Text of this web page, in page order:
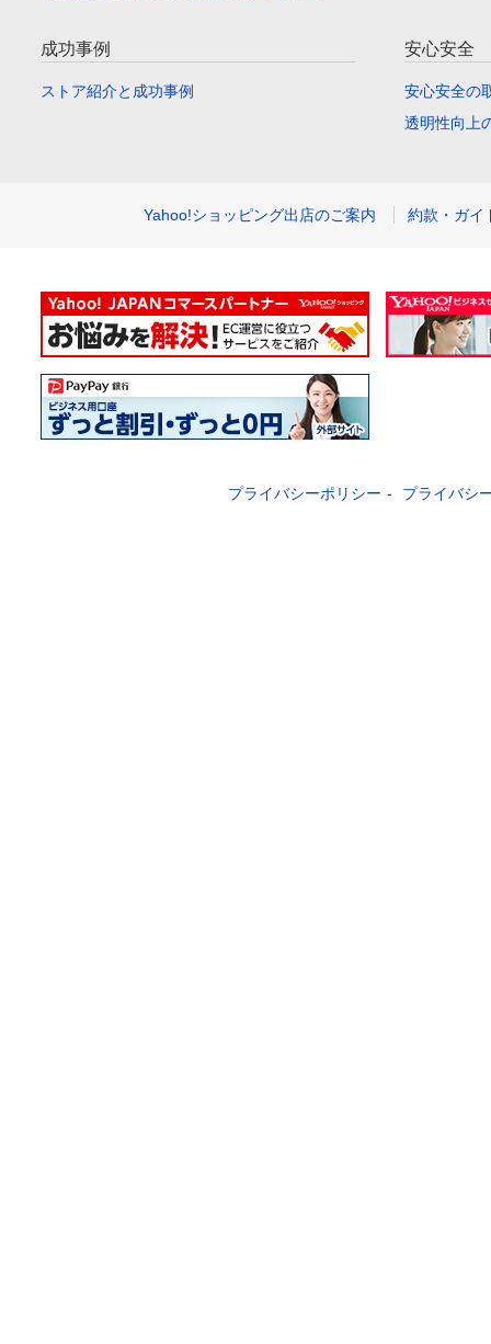
成功事例
ストア紹介と成功事例
安心安全
安心安全の
透明性向上
Yahoo!ショッピング出店のご案内 約款・ガイ
プライバシーポリシー - プライバシ